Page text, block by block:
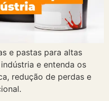
e pastas para altas
e entenda os
redução de perdas e